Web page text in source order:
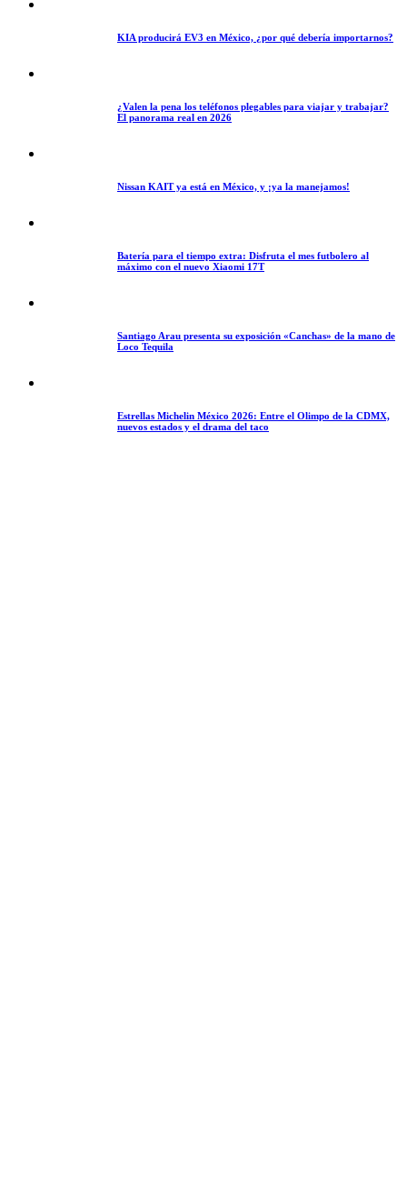
KIA producirá EV3 en México, ¿por qué debería importarnos?
¿Valen la pena los teléfonos plegables para viajar y trabajar?
El panorama real en 2026
Nissan KAIT ya está en México, y ¡ya la manejamos!
Batería para el tiempo extra: Disfruta el mes futbolero al
máximo con el nuevo Xiaomi 17T
Santiago Arau presenta su exposición «Canchas» de la mano de
Loco Tequila
Estrellas Michelin México 2026: Entre el Olimpo de la CDMX,
nuevos estados y el drama del taco